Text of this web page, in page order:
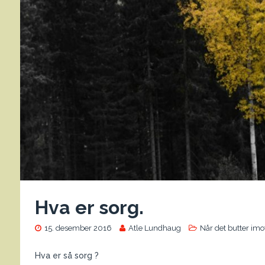
Hva er sorg.
15. desember 2016 Atle Lundhaug Når det butter
Hva er så sorg ?